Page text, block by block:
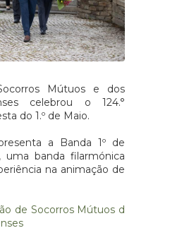
Mútuos e dos
celebrou o 124.°
do 1.º de Maio.
a Banda 1º de
uma banda filarmónica
na animação de
de Socorros Mútuos d